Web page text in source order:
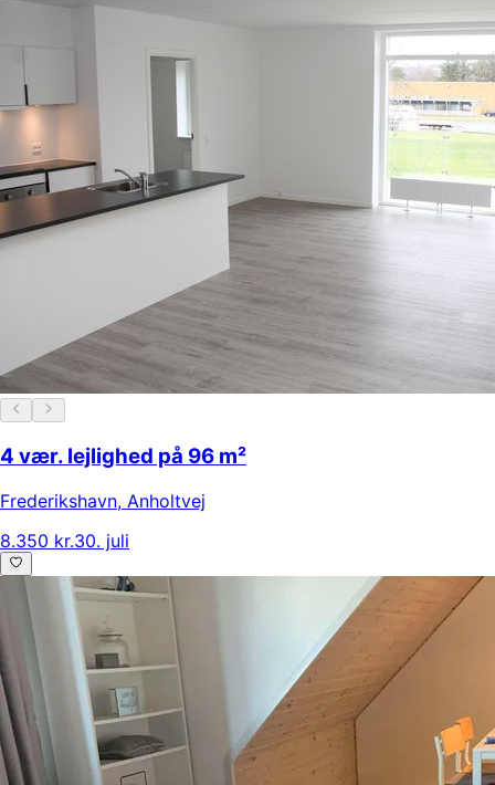
4 vær. lejlighed på 96 m²
Frederikshavn, Anholtvej
8.350 kr.30. juli